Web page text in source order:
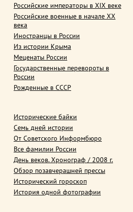
Российские императоры в XIX веке
Российские военные в начале ХХ
века
Иностранцы в России
Из истории Крыма
Меценаты России
Государственные перевороты в
России
Рожденные в СССР
Исторические байки
Семь дней истории
От Советского Информбюро
Все фамилии России
День веков. Хронограф / 2008 г.
Обзор позавчерашней прессы
Исторический гороскоп
История одной фотографии